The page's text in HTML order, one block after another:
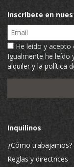
Inscríbete en
Email
He leído y acepto
Igualmente he leído
alquiler y la política
Inquilinos
¿Cómo trabajamos?
Reglas y directrices